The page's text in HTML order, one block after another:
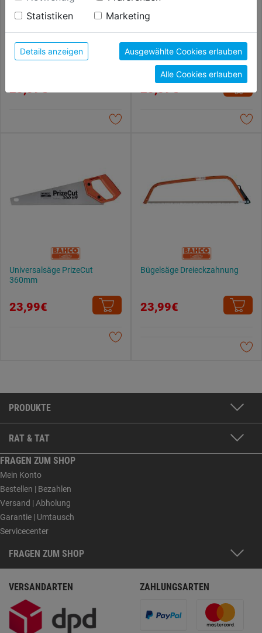
Laubsägebogen
Federspannfutter
Laubsägeholz DIN A4 4er SB
Universalsäge PrizeCut
360mm
23,99€
Bügelsäge Dreieckzahnung
23,99€
PRODUKTE
RAT & TAT
FRAGEN ZUM SHOP
Mein Konto
Bestellen | Bezahlen
Versand | Abholung
Garantie | Umtausch
Servicecenter
FRAGEN ZUM SHOP
VERSANDARTEN ZAHLUNGSARTEN
unter anderem auch in den USA, verarbeitet.
Durch Klick auf "Alle Cookies erlauben" stimmst du
der Verwendung aller Cookies zu. Unter "Details
anzeigen" findest du alle Infos zu den
unterschiedlichen Cookies, unter "Cookies
Konfigurieren" kannst du auswählen, welche Cookies
du zulassen möchtest und welche nicht.
Datenschutzerklärung.
Statistiken
Marketing
Details anzeigen Ausgewählte Cookies erlauben
Alle Cookies erlauben